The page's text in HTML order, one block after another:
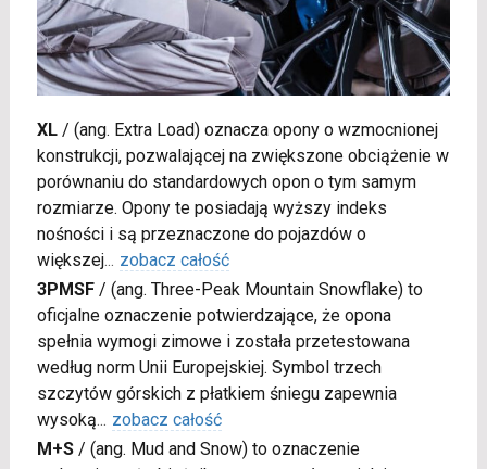
XL/ (ang. Extra Load) oznacza opony o wzmocnionej
konstrukcji, pozwalającej na zwiększone obciążenie w
porównaniu do standardowych opon o tym samym
rozmiarze. Opony te posiadają wyższy indeks
nośności i są przeznaczone do pojazdów o
większej... zobacz całość
3PMSF/ (ang. Three-Peak Mountain Snowflake) to
oficjalne oznaczenie potwierdzające, że opona
spełnia wymogi zimowe i została przetestowana
według norm Unii Europejskiej. Symbol trzech
szczytów górskich z płatkiem śniegu zapewnia
wysoką... zobacz całość
M+S/ (ang. Mud and Snow) to oznaczenie